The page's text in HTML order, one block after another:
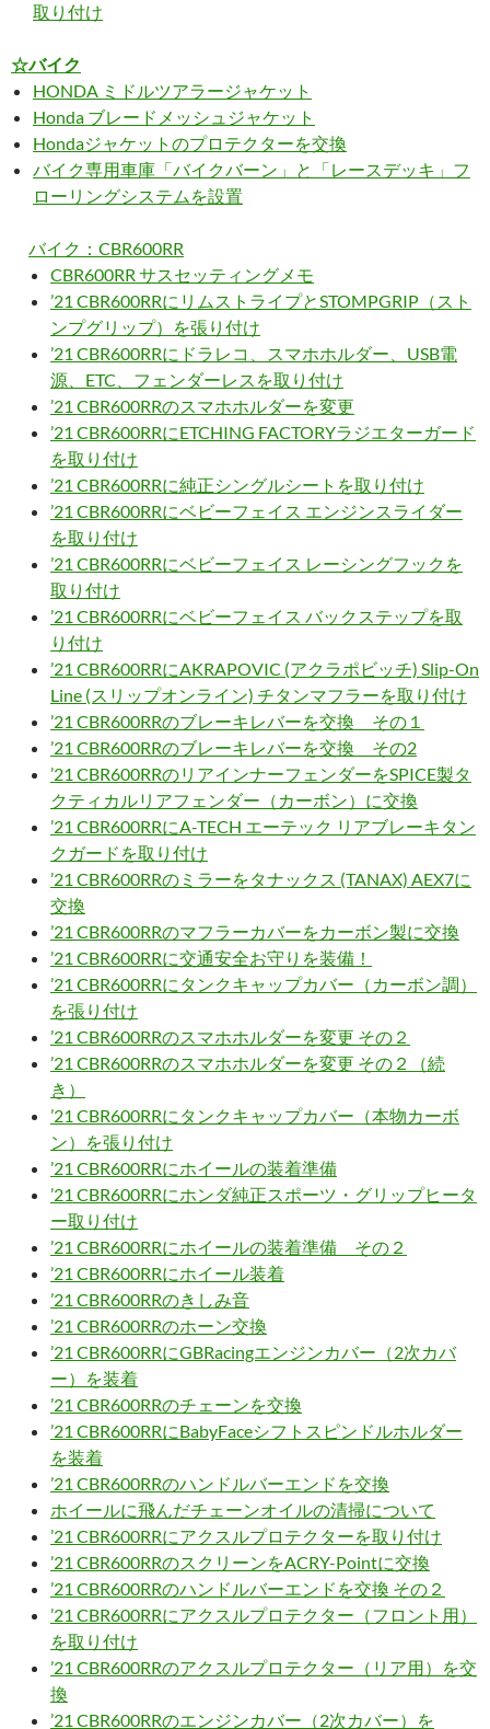
取り付け
☆バイク
HONDA ミドルツアラージャケット
Honda ブレードメッシュジャケット
Hondaジャケットのプロテクターを交換
バイク専用車庫「バイクバーン」と「レースデッキ」フ
ローリングシステムを設置
バイク：CBR600RR
CBR600RR サスセッティングメモ
’21 CBR600RRにリムストライプとSTOMPGRIP（スト
ンプグリップ）を張り付け
’21 CBR600RRにドラレコ、スマホホルダー、USB電
源、ETC、フェンダーレスを取り付け
’21 CBR600RRのスマホホルダーを変更
’21 CBR600RRにETCHING FACTORYラジエターガード
を取り付け
’21 CBR600RRに純正シングルシートを取り付け
’21 CBR600RRにベビーフェイス エンジンスライダー
を取り付け
’21 CBR600RRにベビーフェイス レーシングフックを
取り付け
’21 CBR600RRにベビーフェイス バックステップを取
り付け
’21 CBR600RRにAKRAPOVIC (アクラポビッチ) Slip-On
Line (スリップオンライン) チタンマフラーを取り付け
’21 CBR600RRのブレーキレバーを交換 その１
’21 CBR600RRのブレーキレバーを交換 その2
’21 CBR600RRのリアインナーフェンダーをSPICE製タ
クティカルリアフェンダー（カーボン）に交換
’21 CBR600RRにA-TECH エーテック リアブレーキタン
クガードを取り付け
’21 CBR600RRのミラーをタナックス (TANAX) AEX7に
交換
’21 CBR600RRのマフラーカバーをカーボン製に交換
’21 CBR600RRに交通安全お守りを装備！
’21 CBR600RRにタンクキャップカバー（カーボン調）
を張り付け
’21 CBR600RRのスマホホルダーを変更 その２
’21 CBR600RRのスマホホルダーを変更 その２（続
き）
’21 CBR600RRにタンクキャップカバー（本物カーボ
ン）を張り付け
’21 CBR600RRにホイールの装着準備
’21 CBR600RRにホンダ純正スポーツ・グリップヒータ
ー取り付け
’21 CBR600RRにホイールの装着準備 その２
’21 CBR600RRにホイール装着
’21 CBR600RRのきしみ音
’21 CBR600RRのホーン交換
’21 CBR600RRにGBRacingエンジンカバー（2次カバ
ー）を装着
’21 CBR600RRのチェーンを交換
’21 CBR600RRにBabyFaceシフトスピンドルホルダー
を装着
’21 CBR600RRのハンドルバーエンドを交換
ホイールに飛んだチェーンオイルの清掃について
’21 CBR600RRにアクスルプロテクターを取り付け
’21 CBR600RRのスクリーンをACRY-Pointに交換
’21 CBR600RRのハンドルバーエンドを交換 その２
’21 CBR600RRにアクスルプロテクター（フロント用）
を取り付け
’21 CBR600RRのアクスルプロテクター（リア用）を交
換
’21 CBR600RRのエンジンカバー（2次カバー）を